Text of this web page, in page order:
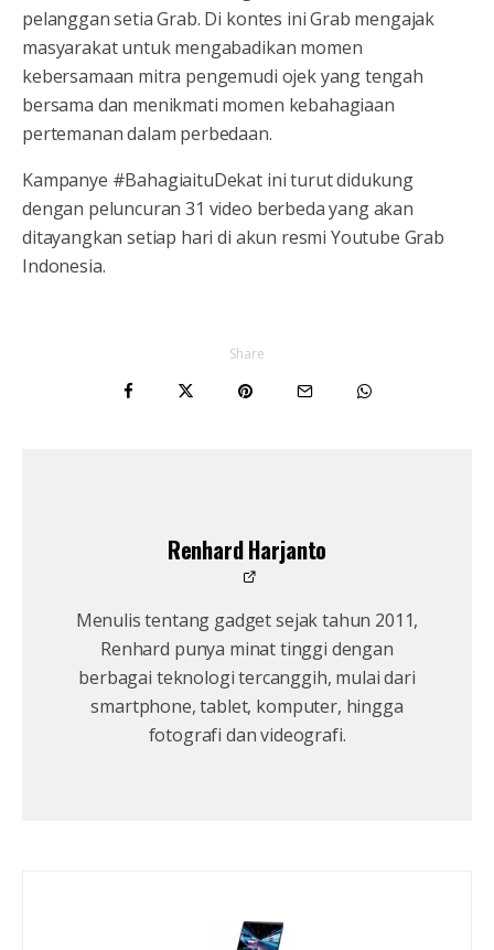
pelanggan setia Grab. Di kontes ini Grab mengajak
masyarakat untuk mengabadikan momen
kebersamaan mitra pengemudi ojek yang tengah
bersama dan menikmati momen kebahagiaan
pertemanan dalam perbedaan.
Kampanye #BahagiaituDekat ini turut didukung
dengan peluncuran 31 video berbeda yang akan
ditayangkan setiap hari di akun resmi Youtube Grab
Indonesia.
Share
Renhard Harjanto
Menulis tentang gadget sejak tahun 2011,
Renhard punya minat tinggi dengan
berbagai teknologi tercanggih, mulai dari
smartphone, tablet, komputer, hingga
fotografi dan videografi.